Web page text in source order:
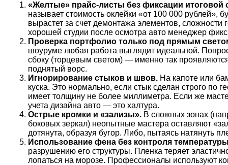
«Желтые» прайс-листы без фиксации итоговой
называет стоимость оклейки «от 100 000 рублей»,
вырастет за счет демонтажа элементов, сложности
хорошей студии после осмотра авто менеджер
Проверка портфолио только под прямым
шоуруме любая работа выглядит идеальной.
сбоку (торцевым светом) — именно так
поднятый ворс.
Игнорирование стыков и швов. На капоте или
куска. Это нормально, если стык сделан строго по
имеет толщину не более миллиметра. Если же
учета дизайна авто — это халтура.
Острые кромки и «зализы». В сложных зонах
боковых зеркал) неопытные мастера оставляют
дотянута, образуя бугор. Либо, пытаясь натянуть
Использование фена без контроля
разрушению его структуры. Пленка теряет
лопаться на морозе. Профессионалы используют